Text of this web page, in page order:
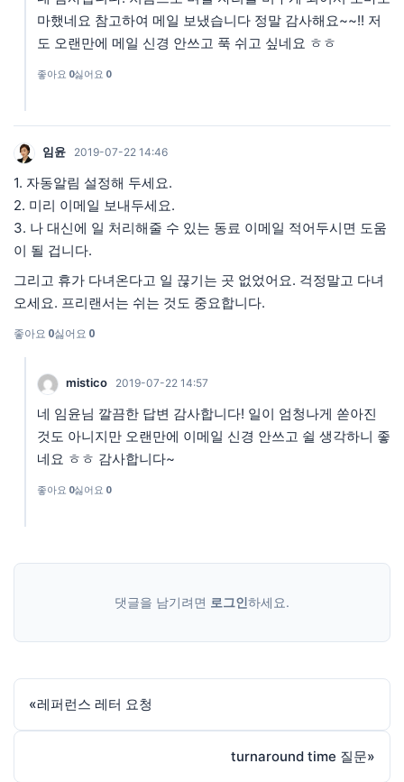
마했네요 참고하여 메일 보냈습니다 정말 감사해요~~!! 저
도 오랜만에 메일 신경 안쓰고 푹 쉬고 싶네요 ㅎㅎ
좋아요 0싫어요 0
임윤 2019-07-22 14:46
1. 자동알림 설정해 두세요.
2. 미리 이메일 보내두세요.
3. 나 대신에 일 처리해줄 수 있는 동료 이메일 적어두시면 도움
이 될 겁니다.
그리고 휴가 다녀온다고 일 끊기는 곳 없었어요. 걱정말고 다녀
오세요. 프리랜서는 쉬는 것도 중요합니다.
좋아요 0싫어요 0
mistico 2019-07-22 14:57
네 임윤님 깔끔한 답변 감사합니다! 일이 엄청나게 쏟아진
것도 아니지만 오랜만에 이메일 신경 안쓰고 쉴 생각하니 좋
네요 ㅎㅎ 감사합니다~
좋아요 0싫어요 0
댓글을 남기려면 로그인하세요.
«레퍼런스 레터 요청
turnaround time 질문»